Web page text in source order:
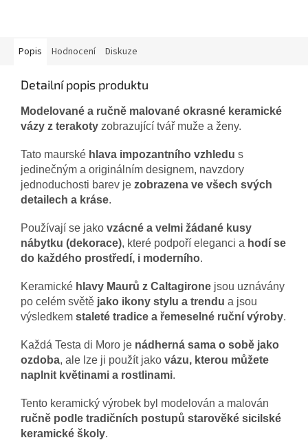
Popis Hodnocení Diskuze
Detailní popis produktu
Modelované a ručně malované okrasné keramické
vázy z terakoty zobrazující tvář muže a ženy.
Tato maurské hlava impozantního vzhledu s
jedinečným a originálním designem, navzdory
jednoduchosti barev je zobrazena ve všech svých
detailech a kráse.
Používají se jako vzácné a velmi žádané kusy
nábytku (dekorace), které podpoří eleganci a hodí se
do každého prostředí, i moderního.
Keramické hlavy Maurů z Caltagirone jsou uznávány
po celém světě jako ikony stylu a trendu a jsou
výsledkem staleté tradice a řemeselné ruční výroby.
Každá Testa di Moro je nádherná sama o sobě jako
ozdoba, ale lze ji použít jako vázu, kterou můžete
naplnit květinami a rostlinami.
Tento keramický výrobek byl modelován a malován
ručně podle tradičních postupů starověké sicilské
keramické školy.